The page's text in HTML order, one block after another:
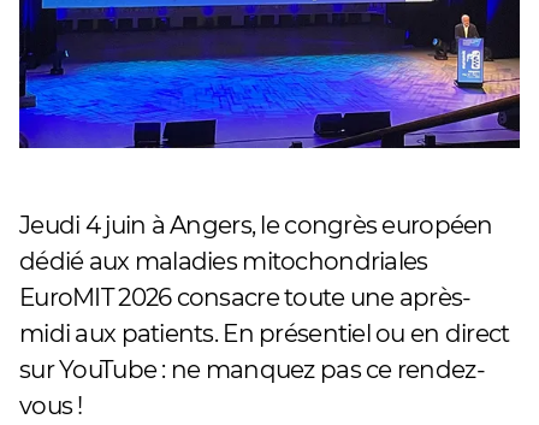
Jeudi 4 juin à Angers, le congrès européen
dédié aux maladies mitochondriales
EuroMIT 2026 consacre toute une après-
midi aux patients. En présentiel ou en direct
sur YouTube : ne manquez pas ce rendez-
vous !